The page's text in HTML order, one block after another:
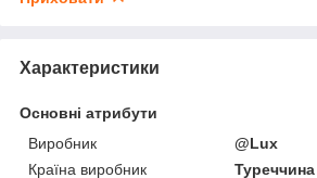
Характеристики
Основні атрибути
Виробник
@Lux
Країна виробник
Туреччина